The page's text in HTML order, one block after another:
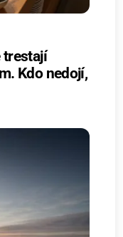
trestají
Kdo nedojí,